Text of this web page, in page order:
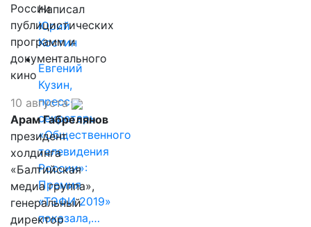
Написал
Юрий
Костин
Евгений
Кузин,
пресс-
секретарь
«Общественного
телевидения
России»:
Премия
«ТЭФИ 2019»
показала,…
России
публицистических
программ и
документального
кино
10 августа
Арам Габрелянов
президент
холдинга
«Балтийская
медиа группа»,
генеральный
директор